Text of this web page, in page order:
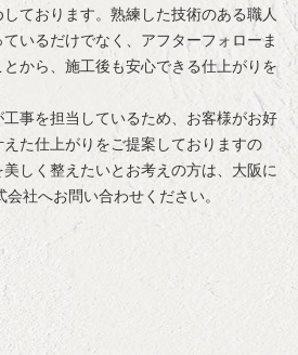
ております。熟練した技術のある職人
いるだけでなく、アフターフォローま
から、施工後も安心できる仕上がりを
事を担当しているため、お客様がお好
た仕上がりをご提案しておりますの
しく整えたいとお考えの方は、 大阪に
社へお問い合わせください。